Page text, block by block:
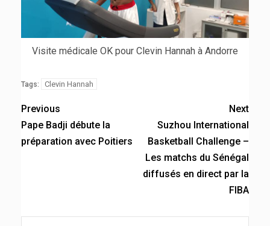
Visite médicale OK pour Clevin Hannah à Andorre
Tags: Clevin Hannah
Previous
Pape Badji débute la
préparation avec Poitiers
Next
Suzhou International
Basketball Challenge –
Les matchs du Sénégal
diffusés en direct par la
FIBA